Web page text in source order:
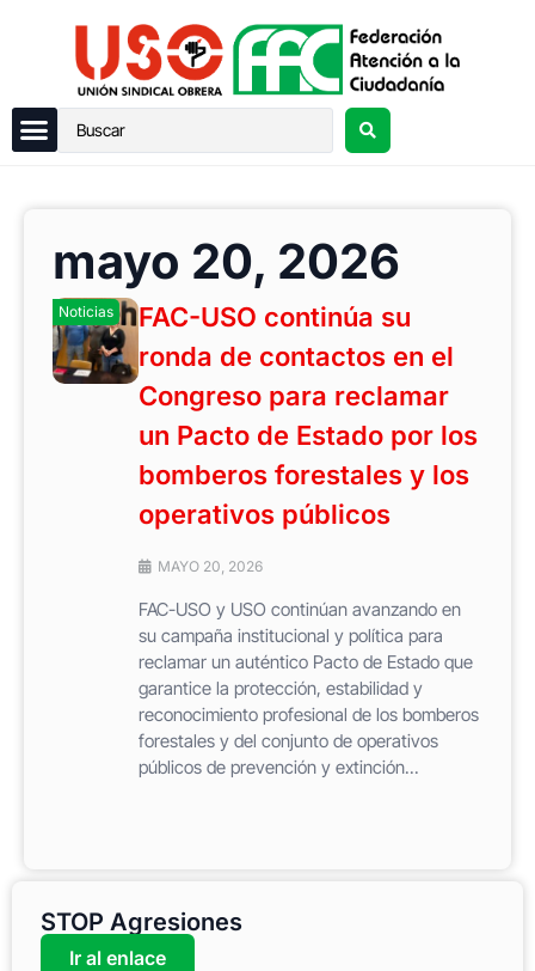
mayo 20, 2026
Noticias
FAC-USO continúa su
ronda de contactos en el
Congreso para reclamar
un Pacto de Estado por los
bomberos forestales y los
operativos públicos
MAYO 20, 2026
FAC-USO y USO continúan avanzando en
su campaña institucional y política para
reclamar un auténtico Pacto de Estado que
garantice la protección, estabilidad y
reconocimiento profesional de los bomberos
forestales y del conjunto de operativos
públicos de prevención y extinción...
STOP Agresiones
Ir al enlace